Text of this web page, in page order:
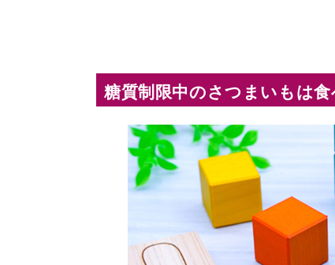
糖質制限中のさつまいもは